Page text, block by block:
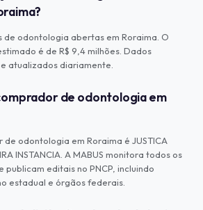
de odontologia abertas em Roraima. O
é de R$ 9,4 milhões. Dados
atualizados diariamente.
de odontologia em
odontologia em Roraima é JUSTICA
INSTANCIA. A MABUS monitora todos os
publicam editais no PNCP, incluindo
estadual e órgãos federais.